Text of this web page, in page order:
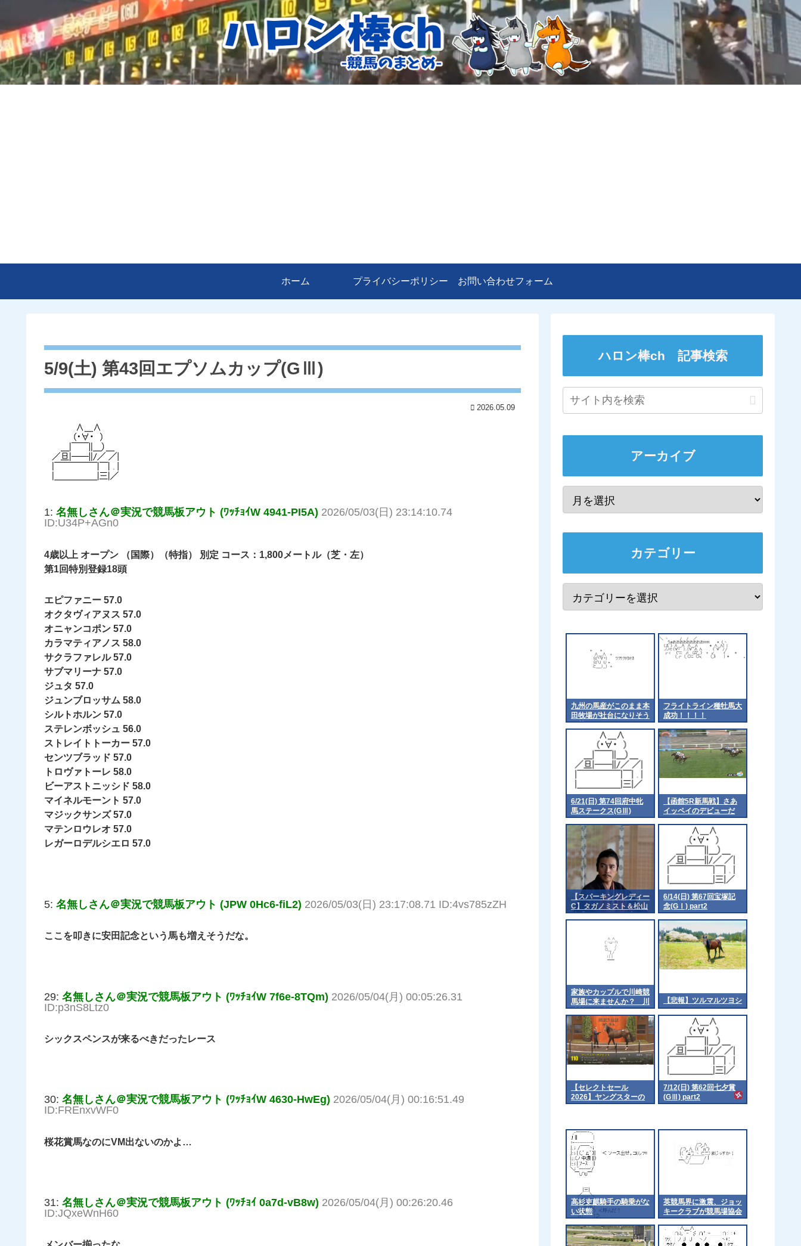
ホーム プライバシーポリシー お問い合わせフォーム
5/9(土) 第43回エプソムカップ(GⅢ)
2026.05.09
1: 名無しさん＠実況で競馬板アウト (ﾜｯﾁｮｲW 4941-PI5A) 2026/05/03(日) 23:14:10.74
ID:U34P+AGn0
4歳以上 オープン （国際）（特指） 別定 コース：1,800メートル（芝・左）
第1回特別登録18頭
エピファニー 57.0
オクタヴィアヌス 57.0
オニャンコポン 57.0
カラマティアノス 58.0
サクラファレル 57.0
サブマリーナ 57.0
ジュタ 57.0
ジュンブロッサム 58.0
シルトホルン 57.0
ステレンボッシュ 56.0
ストレイトトーカー 57.0
センツブラッド 57.0
トロヴァトーレ 58.0
ビーアストニッシド 58.0
マイネルモーント 57.0
マジックサンズ 57.0
マテンロウレオ 57.0
レガーロデルシエロ 57.0
5: 名無しさん＠実況で競馬板アウト (JPW 0Hc6-fiL2) 2026/05/03(日) 23:17:08.71 ID:4vs785zZH
ここを叩きに安田記念という馬も増えそうだな。
29: 名無しさん＠実況で競馬板アウト (ﾜｯﾁｮｲW 7f6e-8TQm) 2026/05/04(月) 00:05:26.31
ID:p3nS8Ltz0
シックスペンスが来るべきだったレース
30: 名無しさん＠実況で競馬板アウト (ﾜｯﾁｮｲW 4630-HwEg) 2026/05/04(月) 00:16:51.49
ID:FREnxvWF0
桜花賞馬なのにVM出ないのかよ…
31: 名無しさん＠実況で競馬板アウト (ﾜｯﾁｮｲ 0a7d-vB8w) 2026/05/04(月) 00:26:20.46
ID:JQxeWnH60
ハロン棒ch 記事検索
アーカイブ
カテゴリー
九州の馬産がこのまま本
田牧場が社台になりそう
な勢いやわ 他
フライトライン種牡馬大
成功！！！！
6/21(日) 第74回府中牝
馬ステークス(GⅢ)
part1
【函館5R新馬戦】さあ
イッペイのデビューだ
【スパーキングレディー
C】タガノミスト＆松山
騎手がｷﾀ━━━━(ﾟ
6/14(日) 第67回宝塚記
念(GⅠ) part2
家族やカップルで川崎競
馬場に来ませんか？ 川
崎競馬が魅力をアピール
【悲報】ツルマルツヨシ
【セレクトセール
2026】ヤングスターの
2025（父イクイノック
7/12(日) 第62回七夕賞
(GⅢ) part2
高杉吏麒騎手の騎乗がな
い状態
英競馬界に激震、ジョッ
キークラブが競馬場協会
から脱退